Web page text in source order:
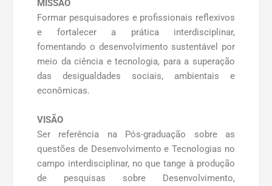
MISSÃO
Formar pesquisadores e profissionais reflexivos
e fortalecer a prática interdisciplinar,
fomentando o desenvolvimento sustentável por
meio da ciência e tecnologia, para a superação
das desigualdades sociais, ambientais e
econômicas.
VISÃO
Ser referência na Pós-graduação sobre as
questões de Desenvolvimento e Tecnologias no
campo interdisciplinar, no que tange à produção
de pesquisas sobre Desenvolvimento,